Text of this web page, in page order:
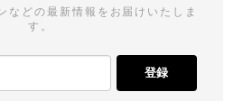
などの最新情報をお届けいたしま
す。
登録